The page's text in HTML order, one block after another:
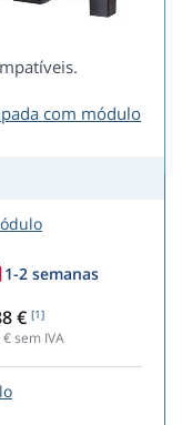
com módulo
1-2 semanas
€ [1]
€ sem IVA